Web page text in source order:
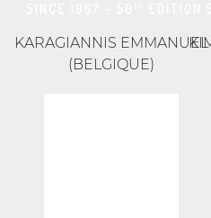
KARAGIANNIS EMMANUEL
(BELGIQUE)